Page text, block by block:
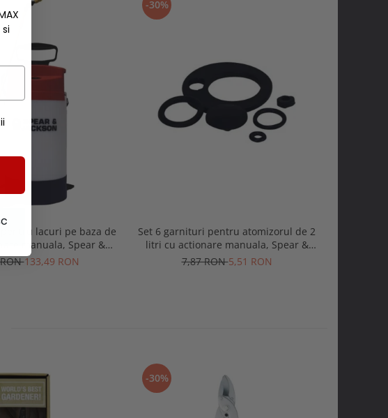
lacuri pe baza de
manuala, Spear &
Jackson133,49 RON
-30%
Set 6 garnituri pentru atomizorul de 2
litri cu actionare manuala, Spear &
Jackson
7,87 RON5,51 RON
-30%